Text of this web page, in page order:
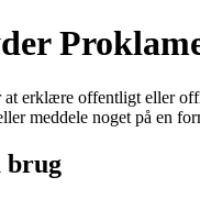
at erklære offentligt eller
meddele noget på en
brug